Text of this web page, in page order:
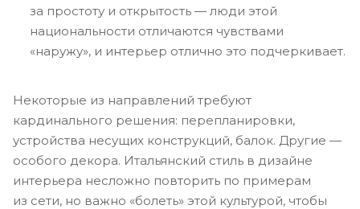
за простоту и открытость — люди этой
национальности отличаются чувствами
«наружу», и интерьер отлично это подчеркивает.
Некоторые из направлений требуют
кардинального решения: перепланировки,
устройства несущих конструкций, балок. Другие —
особого декора. Итальянский стиль в дизайне
интерьера несложно повторить по примерам
из сети, но важно «болеть» этой культурой, чтобы